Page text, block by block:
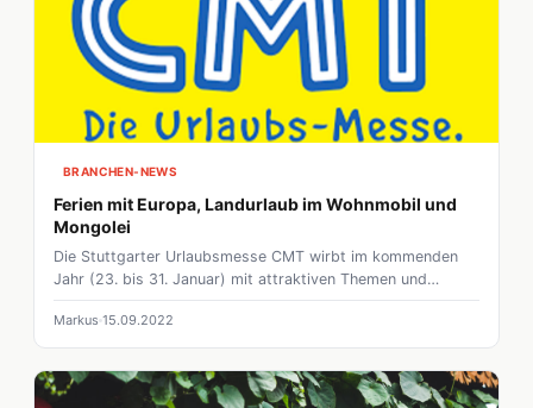
BRANCHEN-NEWS
Ferien mit Europa, Landurlaub im Wohnmobil und
Mongolei
Die Stuttgarter Urlaubsmesse CMT wirbt im kommenden
Jahr (23. bis 31. Januar) mit attraktiven Themen und
spannenden Partnern.
Markus 15.09.2022